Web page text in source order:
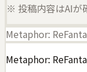
※ 投稿内容はAIが
Metaphor:
Metaphor: